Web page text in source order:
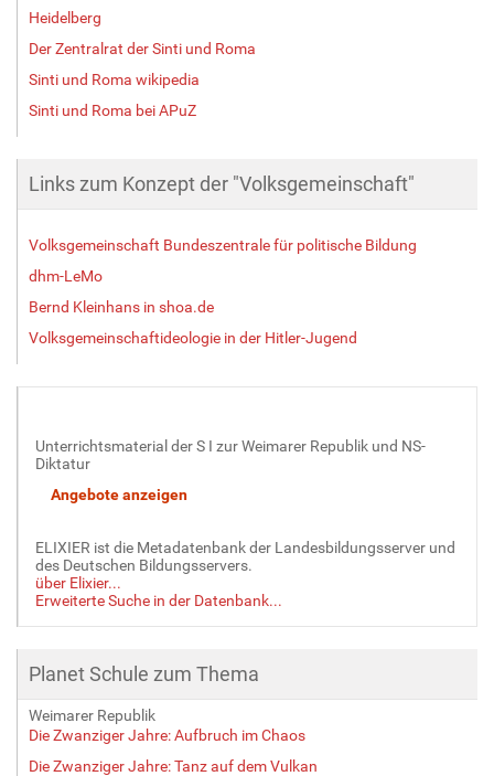
ö
ß
…
Heidelberg
Der Zentralrat der Sinti und Roma
Sinti und Roma wikipedia
Sinti und Roma bei APuZ
Links zum Konzept der "Volksgemeinschaft"
Volksgemeinschaft Bundeszentrale für politische Bildung
dhm-LeMo
Bernd Kleinhans in shoa.de
Volksgemeinschaftideologie in der Hitler-Jugend
Unterrichtsmaterial der S I zur Weimarer Republik und NS-
Diktatur
ELIXIER ist die Metadatenbank der Landesbildungsserver und
des Deutschen Bildungsservers.
über Elixier...
Erweiterte Suche in der Datenbank...
Planet Schule zum Thema
Weimarer Republik
Die Zwanziger Jahre: Aufbruch im Chaos
Die Zwanziger Jahre: Tanz auf dem Vulkan